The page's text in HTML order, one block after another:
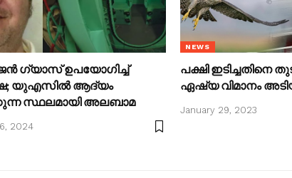
ഗ്യാസ് ഉപയോഗിച്ച്
യുഎസില്‍ ആദ്യം
സ്ഥലമായി അലബാമ
2024
NEWS
പക്ഷി ഇടിച്ചതിനെ
ഏഷ്യ വിമാനം
January 29, 2023